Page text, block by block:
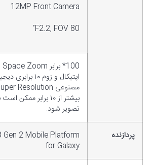
12MP Front Camera
F2.2, FOV 80˚
اپتیکال و زوم
بیشتر از ۱۰ برابر
تصویر شود.
پردازنده
2 Mobile Platform
for Galaxy